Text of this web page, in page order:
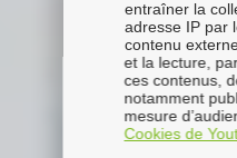
entraîner la
adresse IP par
contenu
et la lecture,
ces contenus,
notamment
mesure
Cookies de